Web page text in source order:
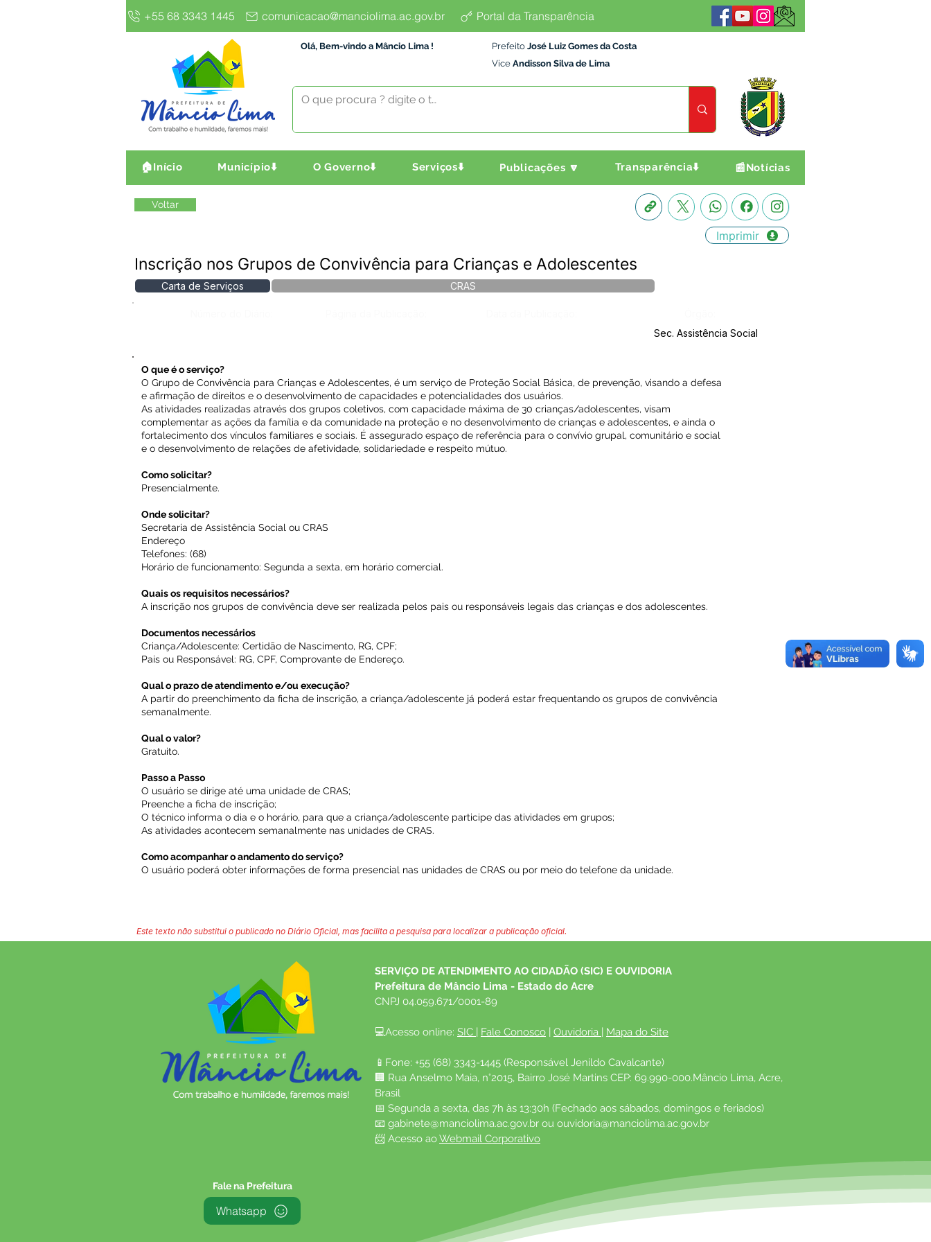
+55 68 3343 1445 comunicacao@manciolima.ac.gov.br Portal da Transparência
Olá, Bem-vindo a Mâncio Lima ! Prefeito José Luiz Gomes da Costa
Vice Andisson Silva de Lima
🏠Início Município⬇️ O Governo⬇️ Serviços⬇️ Publicações 🔽 Transparência⬇️ 📰Notícias
Voltar
Imprimir
Inscrição nos Grupos de Convivência para Crianças e Adolescentes
Carta de Serviços CRAS
Sec. Assistência Social
O que é o serviço?
O Grupo de Convivência para Crianças e Adolescentes, é um serviço de Proteção Social Básica, de prevenção, visando a defesa
e afirmação de direitos e o desenvolvimento de capacidades e potencialidades dos usuários.
As atividades realizadas através dos grupos coletivos, com capacidade máxima de 30 crianças/adolescentes, visam
complementar as ações da família e da comunidade na proteção e no desenvolvimento de crianças e adolescentes, e ainda o
fortalecimento dos vínculos familiares e sociais. É assegurado espaço de referência para o convívio grupal, comunitário e social
e o desenvolvimento de relações de afetividade, solidariedade e respeito mútuo.
Como solicitar?
Presencialmente.
Onde solicitar?
Secretaria de Assistência Social ou CRAS
Endereço
Telefones: (68)
Horário de funcionamento: Segunda a sexta, em horário comercial.
Quais os requisitos necessários?
A inscrição nos grupos de convivência deve ser realizada pelos pais ou responsáveis legais das crianças e dos adolescentes.
Documentos necessários
Criança/Adolescente: Certidão de Nascimento, RG, CPF;
Pais ou Responsável: RG, CPF, Comprovante de Endereço.
Qual o prazo de atendimento e/ou execução?
A partir do preenchimento da ficha de inscrição, a criança/adolescente já poderá estar frequentando os grupos de convivência
semanalmente.
Qual o valor?
Gratuito.
Passo a Passo
O usuário se dirige até uma unidade de CRAS;
Preenche a ficha de inscrição;
O técnico informa o dia e o horário, para que a criança/adolescente participe das atividades em grupos;
As atividades acontecem semanalmente nas unidades de CRAS.
Como acompanhar o andamento do serviço?
O usuário poderá obter informações de forma presencial nas unidades de CRAS ou por meio do telefone da unidade.
Este texto não substitui o publicado no Diário Oficial, mas facilita a pesquisa para localizar a publicação oficial.
SERVIÇO DE ATENDIMENTO AO CIDADÃO (SIC) E OUVIDORIA
Prefeitura de Mâncio Lima - Estado do Acre
CNPJ 04.059.671/0001-89
💻Acesso online: SIC | Fale Conosco | Ouvidoria | Mapa do Site
📱Fone: +55 (68) 3343-1445 (Responsável Jenildo Cavalcante)
🏢 Rua Anselmo Maia, n°2015, Bairro José Martins CEP: 69.990-000.Mâncio Lima, Acre,
Brasil
📅 Segunda a sexta, das 7h às 13:30h (Fechado aos sábados, domingos e feriados)
📧 gabinete@manciolima.ac.gov.br ou ouvidoria@manciolima.ac.gov.br
📨 Acesso ao Webmail Corporativo
Fale na Prefeitura
Whatsapp